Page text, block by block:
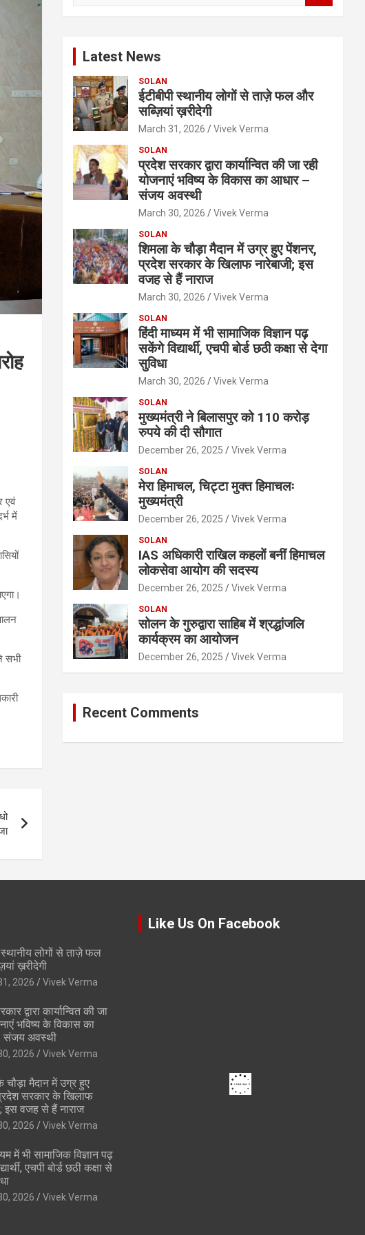
एवं
में
सभी
Latest News
SOLAN
ईटीबीपी स्थानीय लोगों से ताज़े फल और
सब्ज़ियां ख़रीदेगी
March 31, 2026 Vivek Verma
SOLAN
प्रदेश सरकार द्वारा कार्यान्वित की जा रही
योजनाएं भविष्य के विकास का आधार –
संजय अवस्थी
March 30, 2026 Vivek Verma
SOLAN
शिमला के चौड़ा मैदान में उग्र हुए पेंशनर,
प्रदेश सरकार के खिलाफ नारेबाजी; इस
वजह से हैं नाराज
March 30, 2026 Vivek Verma
SOLAN
हिंदी माध्यम में भी सामाजिक विज्ञान पढ़
सकेंगे विद्यार्थी, एचपी बोर्ड छठी कक्षा से देगा
सुविधा
March 30, 2026 Vivek Verma
SOLAN
मुख्यमंत्री ने बिलासपुर को 110 करोड़
रुपये की दी सौगात
December 26, 2025 Vivek Verma
SOLAN
मेरा हिमाचल, चिट्टा मुक्त हिमाचलः
मुख्यमंत्री
December 26, 2025 Vivek Verma
SOLAN
IAS अधिकारी राखिल कहलों बनीं हिमाचल
लोकसेवा आयोग की सदस्य
December 26, 2025 Vivek Verma
SOLAN
सोलन के गुरुद्वारा साहिब में श्रद्धांजलि
कार्यक्रम का आयोजन
December 26, 2025 Vivek Verma
Recent Comments
स्थानीय लोगों से ताज़े फल
ख़रीदेगी
2026 Vivek Verma
द्वारा कार्यान्वित की जा
भविष्य के विकास का
संजय अवस्थी
2026 Vivek Verma
चौड़ा मैदान में उग्र हुए
सरकार के खिलाफ
इस वजह से हैं नाराज
2026 Vivek Verma
में भी सामाजिक विज्ञान पढ़
एचपी बोर्ड छठी कक्षा से
2026 Vivek Verma
Like Us On Facebook